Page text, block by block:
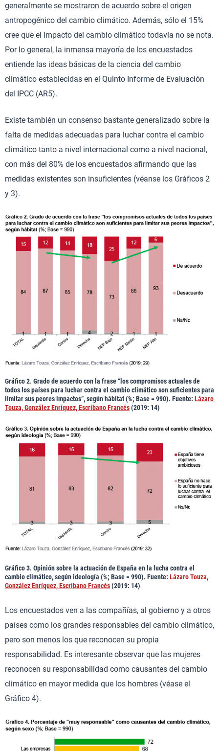
generalmente se mostraron de acuerdo sobre el origen
antropogénico del cambio climático. Además, sólo el 15%
cree que el impacto del cambio climático todavía no se nota.
Por lo general, la inmensa mayoría de los encuestados
entiende las ideas básicas de la ciencia del cambio
climático establecidas en el Quinto Informe de Evaluación
del IPCC (AR5).
Existe también un consenso bastante generalizado sobre la
falta de medidas adecuadas para luchar contra el cambio
climático tanto a nivel internacional como a nivel nacional,
con más del 80% de los encuestados afirmando que las
medidas existentes son insuficientes (véanse los Gráficos 2
y 3).
Gráfico 2. Grado de acuerdo con la frase “los compromisos actuales de
todos los países para luchar contra el cambio climático son suficientes para
limitar sus peores impactos”, según hábitat (%; Base = 990). Fuente: Lázaro
Touza, González Enríquez, Escribano Francés(2019: 14)
Gráfico 3. Opinión sobre la actuación de España en la lucha contra el
cambio climático, según ideología (%; Base = 990). Fuente: Lázaro Touza,
González Enríquez, Escribano Francés(2019: 14)
Los encuestados ven a las compañías, al gobierno y a otros
países como los grandes responsables del cambio climático,
pero son menos los que reconocen su propia
responsabilidad. Es interesante observar que las mujeres
reconocen su responsabilidad como causantes del cambio
climático en mayor medida que los hombres (véase el
Gráfico 4).